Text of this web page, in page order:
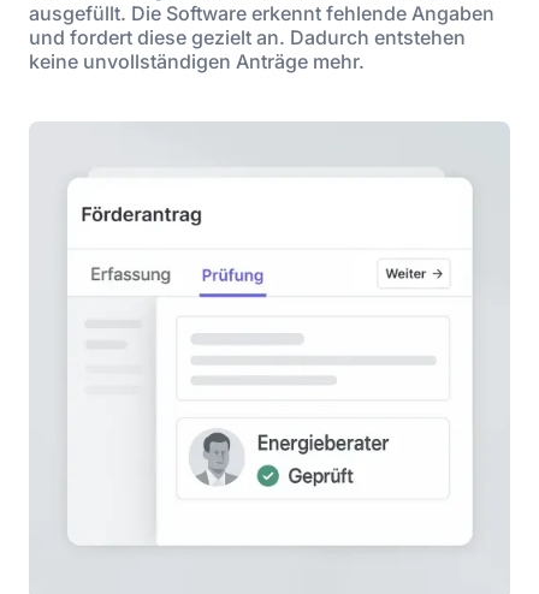
ausgefüllt. Die Software erkennt fehlende Angaben
und fordert diese gezielt an. Dadurch entstehen
keine unvollständigen Anträge mehr.